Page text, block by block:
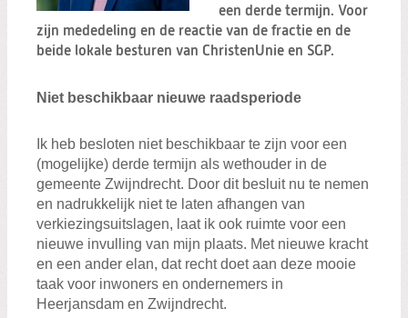
een derde termijn. Voor
zijn mededeling en de reactie van de fractie en de
beide lokale besturen van ChristenUnie en SGP.
Niet beschikbaar nieuwe raadsperiode
Ik heb besloten niet beschikbaar te zijn voor een
(mogelijke) derde termijn als wethouder in de
gemeente Zwijndrecht. Door dit besluit nu te nemen
en nadrukkelijk niet te laten afhangen van
verkiezingsuitslagen, laat ik ook ruimte voor een
nieuwe invulling van mijn plaats. Met nieuwe kracht
en een ander elan, dat recht doet aan deze mooie
taak voor inwoners en ondernemers in
Heerjansdam en Zwijndrecht.